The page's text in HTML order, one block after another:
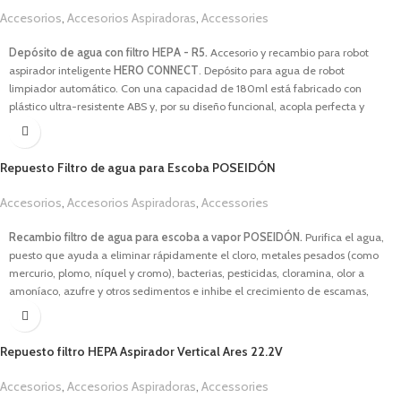
4 accesorios.All in One.
Descargar Manual
DigitalPro.
Fácil de montar. SistemaEasyClick.
Campana anti-salpicaduras.
Vaso de 700ml.
Totalmente desmontable y apta para lavavajillas.
Accesorios, Accesorios Aspiradoras, Accessories
Depósito de agua con filtro HEPA - R5. Accesorio y recambio para robot
aspirador inteligente HERO CONNECT. Depósito para agua de robot
limpiador automático. Con una capacidad de 180ml está fabricado con
plástico ultra-resistente ABS y, por su diseño funcional, acopla perfecta y
específicamente en el cuerpo del robot de limpieza
que filtra el aire aspirado por la aspiradora y lo purifica al mismo
tiempo, por lo que reduce la presencia de alérgenos y partículas en el hogar,
permitiendo una mayor pureza del aire.
Repuesto Filtro de agua para Escoba POSEIDÓN
Accesorios, Accesorios Aspiradoras, Accessories
Recambio filtro de agua para escoba a vapor POSEIDÓN. Purifica el agua,
puesto que ayuda a eliminar rápidamente el cloro, metales pesados (como
mercurio, plomo, níquel y cromo), bacterias, pesticidas, cloramina, olor a
amoníaco, azufre y otros sedimentos e inhibe el crecimiento de escamas,
algas, hongos y moho. Alarga la vida de tu escoba y disfruta de un
siempre el mejor vapor.
Repuesto filtro HEPA Aspirador Vertical Ares 22.2V
Accesorios, Accesorios Aspiradoras, Accessories